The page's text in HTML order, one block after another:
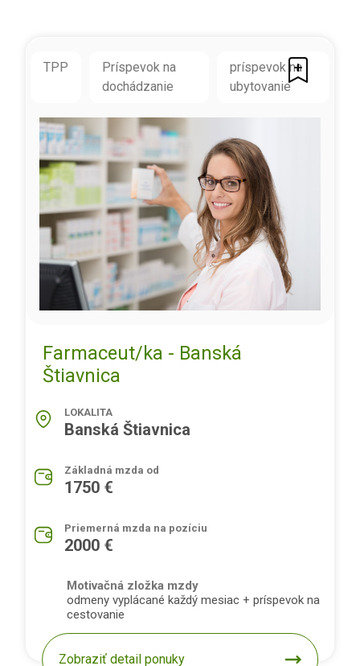
TPP
Príspevok na
dochádzanie
príspevok na
ubytovanie
Farmaceut/ka - Banská
Štiavnica
LOKALITA
Banská Štiavnica
Základná mzda od
1750 €
Priemerná mzda na pozíciu
2000 €
Motivačná zložka mzdy
odmeny vyplácané každý mesiac + príspevok na
cestovanie
Zobraziť detail ponuky